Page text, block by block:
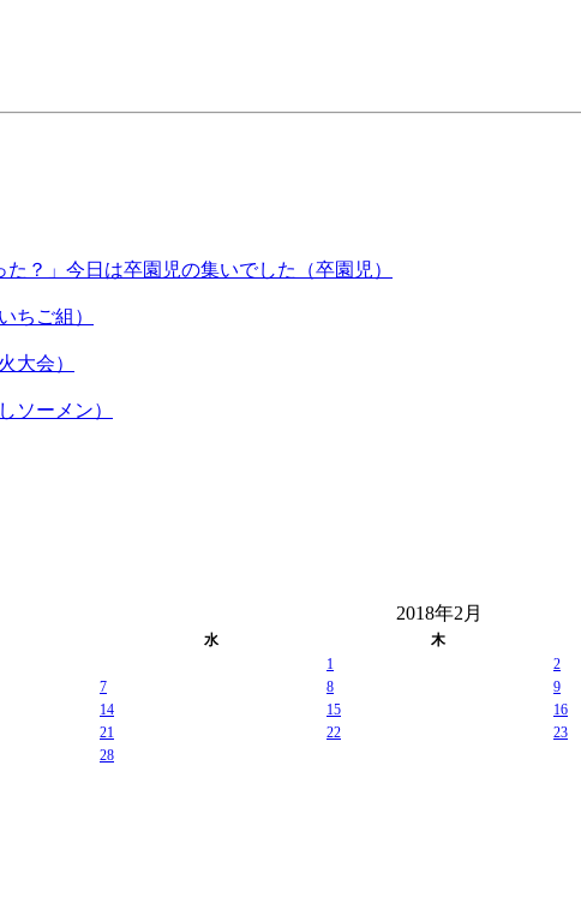
た？」今日は卒園児の集いでした（卒園児）
ちご組）
大会）
ソーメン）
2018年2月
水 木
1
2
7 8 9
14 15 16
21 22 23
28